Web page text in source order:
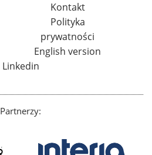
Kontakt
Polityka
prywatności
English version
Linkedin
Partnerzy: